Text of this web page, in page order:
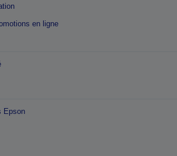
en ligne
Epson